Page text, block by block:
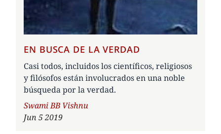
EN BUSCA DE LA VERDAD
Casi todos, incluidos los científicos, religiosos
y filósofos están involucrados en una noble
búsqueda por la verdad.
Author
Swami BB Vishnu
Jun 5 2019